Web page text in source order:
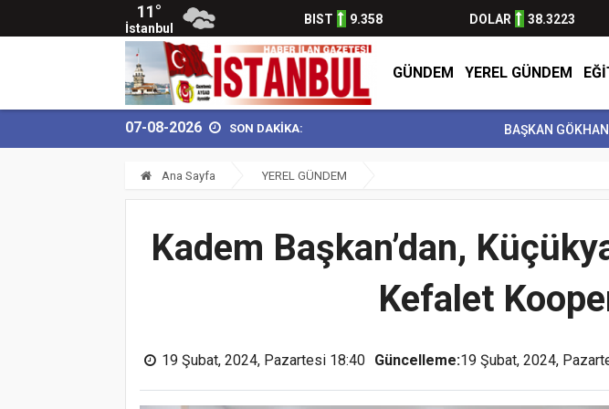
11°
İstanbul
BIST 9.358 DOLAR 38.3223
GÜNDEM YEREL GÜNDEM
07-08-2026 SON DAKİKA: BAŞKAN GÖKHAN
Ana Sayfa YEREL GÜNDEM
Kadem Başkan’dan,
Kefalet
19 Şubat, 2024, Pazartesi 18:40 Güncelleme:19 Şubat, 2024,